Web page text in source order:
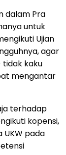
dalam Pra
untuk
Ujian
agar
tidak kaku
mengantar
terhadap
kopensi,
UKW pada